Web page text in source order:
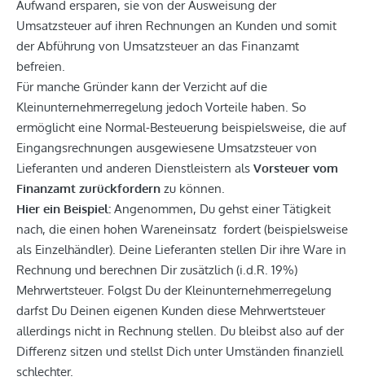
Aufwand ersparen, sie von der Ausweisung der
Umsatzsteuer auf ihren Rechnungen an Kunden und somit
der Abführung von Umsatzsteuer an das Finanzamt
befreien.
Für manche Gründer kann der Verzicht auf die
Kleinunternehmerregelung jedoch Vorteile haben. So
ermöglicht eine Normal-Besteuerung beispielsweise, die auf
Eingangsrechnungen ausgewiesene Umsatzsteuer von
Lieferanten und anderen Dienstleistern als Vorsteuer vom
Finanzamt zurückfordern zu können.
Hier ein Beispiel: Angenommen, Du gehst einer Tätigkeit
nach, die einen hohen Wareneinsatz fordert (beispielsweise
als Einzelhändler). Deine Lieferanten stellen Dir ihre Ware in
Rechnung und berechnen Dir zusätzlich (i.d.R. 19%)
Mehrwertsteuer. Folgst Du der Kleinunternehmerregelung
darfst Du Deinen eigenen Kunden diese Mehrwertsteuer
allerdings nicht in Rechnung stellen. Du bleibst also auf der
Differenz sitzen und stellst Dich unter Umständen finanziell
schlechter.